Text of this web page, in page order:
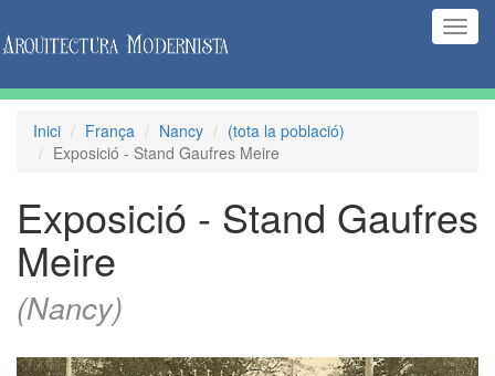
Inici França Nancy
(tota la població)
Exposició - Stand Gaufres Meire
Exposició - Stand Gaufres
Meire
(Nancy)